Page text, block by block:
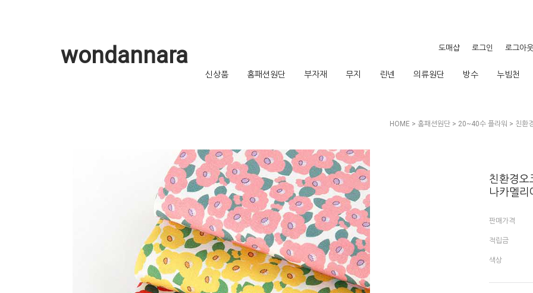
wondannara 도매샵 로그인 로그아웃
신상품 홈패션원단 부자재 무지 린넨 의류원단 방수 누빔천
HOME > 홈패션원단 > 20~40수 플라워 > 친환
친환경오
나카멜
판매가격
적립금
색상